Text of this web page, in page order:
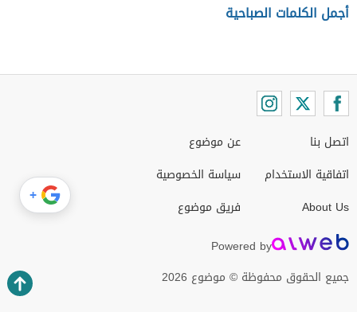
أجمل الكلمات الصباحية
اتصل بنا
اتفاقية الاستخدام
About Us
عن موضوع
سياسة الخصوصية
فريق موضوع
Powered by
جميع الحقوق محفوظة © موضوع 2026
+